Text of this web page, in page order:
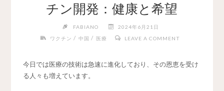
チン開発：健康と希望
FABIANO
2024年6月21日
ワクチン / 中国 / 医療 LEAVE A COMMENT
今日では医療の技術は急速に進化しており、その恩恵を受け
る人々も増えています。